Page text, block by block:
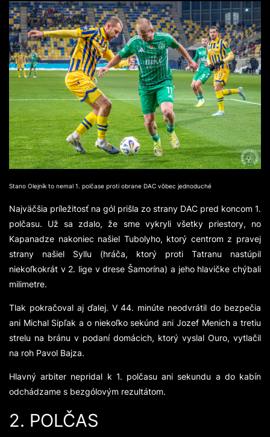
Stano Olejník to nemal 1. polčase proti obrane DAC vôbec jednoduché
Najväčšia príležitosť na gól prišla zo strany DAC pred koncom 1.
polčasu. Už sa zdalo, že sme vykryli všetky priestory, no
Kapanadze nakoniec našiel Tubolyho, ktorý centrom z pravej
strany našiel Syllu (hráča, ktorý proti Tatranu nastúpil
niekoľkokrát v 2. lige v drese Šamorína) a jeho hlavičke chýbali
milimetre.
Tlak pokračoval aj ďalej. V 44. minúte neodvrátil do bezpečia
ani Michal Sipľak a o niekoľko sekúnd ani Jozef Menich a tretiu
strelu na bránu v podaní domácich, ktorý vyslal Ouro, vytlačil
na roh Pavol Bajza.
Hlavný arbiter nepridal k 1. polčasu ani sekundu a do kabín
odchádzame s bezgólovým rezultátom.
2. POLČAS